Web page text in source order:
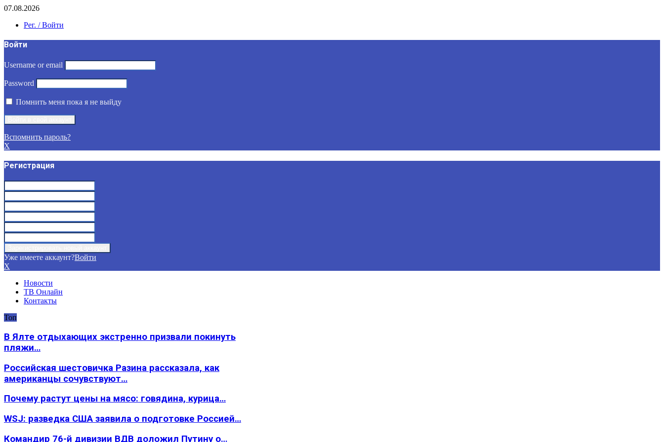
07.08.2026
Рег. / Войти
Войти
Username or email
Password
Помнить меня пока я не выйду
Вспомнить пароль?
X
Регистрация
Уже имеете аккаунт?Войти
X
Новости
ТВ Онлайн
Контакты
Топ
В Ялте отдыхающих экстренно призвали покинуть
пляжи…
Российская шестовичка Разина рассказала, как
американцы сочувствуют…
Почему растут цены на мясо: говядина, курица…
WSJ: разведка США заявила о подготовке Россией…
Командир 76-й дивизии ВДВ доложил Путину о…